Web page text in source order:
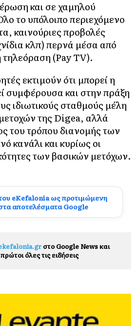
και σε χαμηλού
το υπόλοιπο περιεχόμενο
καινούριες προβολές
κλπ) περνά μέσα από
τηλεόραση (Pay TV).
εκτιμούν ότι μπορεί η
συμφέρουσα και στην πράξη
ιδιωτικούς σταθμούς μέλη
της Digea, αλλά
του τρόπου διανομής των
κανάλι και κυρίως οι
των βασικών μετόχων.
eKefalonia ως προτιμώμενη
αποτελέσματα Google
στο Google News και
όλες τις ειδήσεις